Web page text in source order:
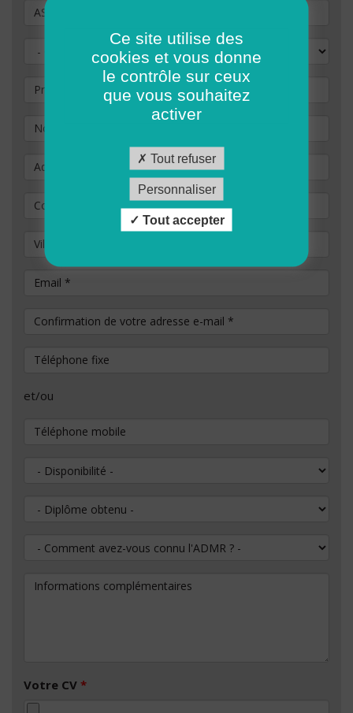
Vous souhaitez postuler au poste de
Prénom
Nom
Adresse
Code Postal
Ville / commune
Email*
Confirmation de votre adresse e-mail
Téléphone fixe
et/ou
Téléphone mobile
Disponibilité
Diplôme obtenu
Comment avez-vous connu l'ADMR ?
Informations complémentaires
Votre CV *
Ce site utilise des
cookies et vous donne
le contrôle sur ceux
que vous souhaitez
activer
Tout refuser
Personnaliser
Tout accepter